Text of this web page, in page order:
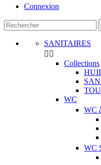
Connexion
SANITAIRES
 
Collections
WC
WC
WC